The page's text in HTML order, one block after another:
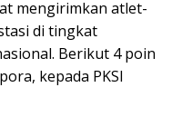
mengirimkan atlet-
di tingkat
Berikut 4 poin
kepada PKSI